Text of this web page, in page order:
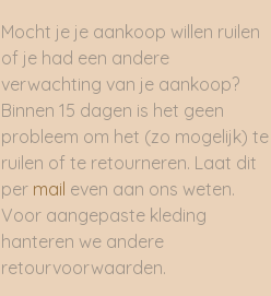
Mocht je je aankoop willen ruilen
of je had een andere
verwachting van je aankoop?
Binnen 15 dagen is het geen
probleem om het (zo mogelijk) te
ruilen of te retourneren. Laat dit
permail even aan ons weten.
Voor aangepaste kleding
hanteren we andere
retourvoorwaarden.